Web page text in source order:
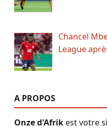
Chancel
League
A PROPOS
Onze d'Afrikest votre